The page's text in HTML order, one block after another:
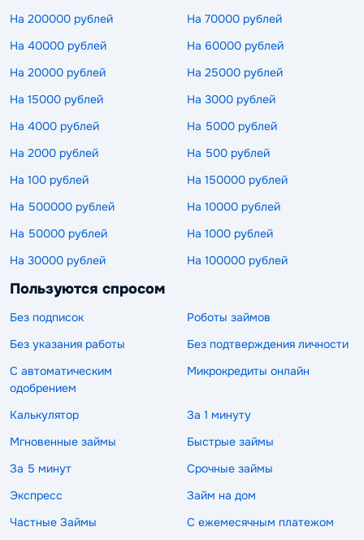
На 200000 рублей
На 70000 рублей
На 40000 рублей
На 60000 рублей
На 20000 рублей
На 25000 рублей
На 15000 рублей
На 3000 рублей
На 4000 рублей
На 5000 рублей
На 2000 рублей
На 500 рублей
На 100 рублей
На 150000 рублей
На 500000 рублей
На 10000 рублей
На 50000 рублей
На 1000 рублей
На 30000 рублей
На 100000 рублей
Пользуются спросом
Без подписок
Роботы займов
Без указания работы
Без подтверждения личности
С автоматическим
одобрением
Микрокредиты онлайн
Калькулятор
За 1 минуту
Мгновенные займы
Быстрые займы
За 5 минут
Срочные займы
Экспресс
Займ на дом
Частные Займы
С ежемесячным платежом